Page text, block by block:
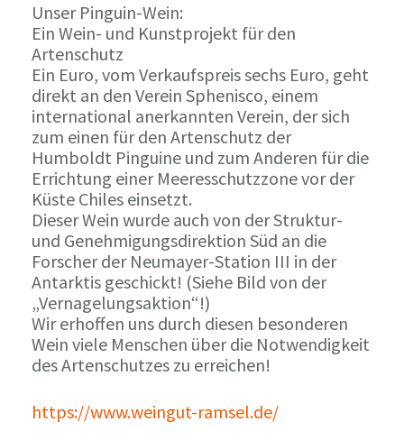
Unser Pinguin-Wein:
Ein Wein- und Kunstprojekt für den
Artenschutz
Ein Euro, vom Verkaufspreis sechs Euro, geht
direkt an den Verein Sphenisco, einem
international anerkannten Verein, der sich
zum einen für den Artenschutz der
Humboldt Pinguine und zum Anderen für die
Errichtung einer Meeresschutzzone vor der
Küste Chiles einsetzt.
Dieser Wein wurde auch von der Struktur-
und Genehmigungsdirektion Süd an die
Forscher der Neumayer-Station III in der
Antarktis geschickt! (Siehe Bild von der
„Vernagelungsaktion“!)
Wir erhoffen uns durch diesen besonderen
Wein viele Menschen über die Notwendigkeit
des Artenschutzes zu erreichen!
https://www.weingut-ramsel.de/